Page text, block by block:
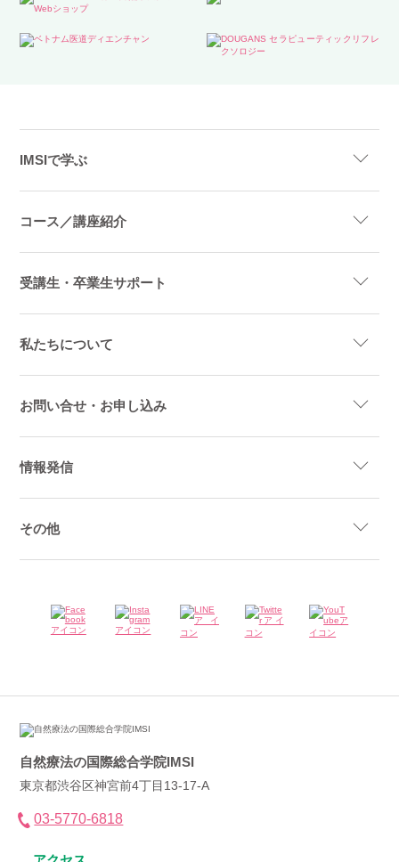
IMSIで学ぶ
コース／講座紹介
受講生・卒業生サポート
私たちについて
お問い合せ・お申し込み
情報発信
その他
自然療法の国際総合学院IMSI
東京都渋谷区神宮前4丁目13-17-A
03-5770-6818